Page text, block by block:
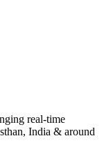
real-time
India & around